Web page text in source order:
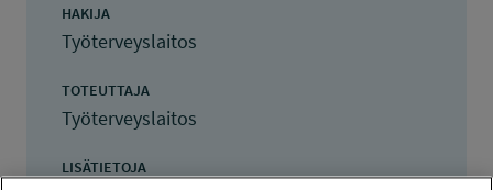
HAKIJA
Työterveyslaitos
TOTEUTTAJA
Työterveyslaitos
LISÄTIETOJA